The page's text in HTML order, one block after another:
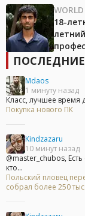
18-
Mdaos
1 минуту назад
Класс, лучшее время
Покупка нового ПК
Kindzazaru
10 минут назад
@master_chubos,
кто...
Польский пловец
собрал более 250